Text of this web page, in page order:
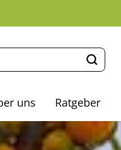
uns Ratgeber